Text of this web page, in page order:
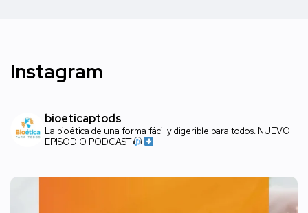
Instagram
bioeticaptods
La bioética de una forma fácil y digerible para todos. NUEVO
EPISODIO PODCAST